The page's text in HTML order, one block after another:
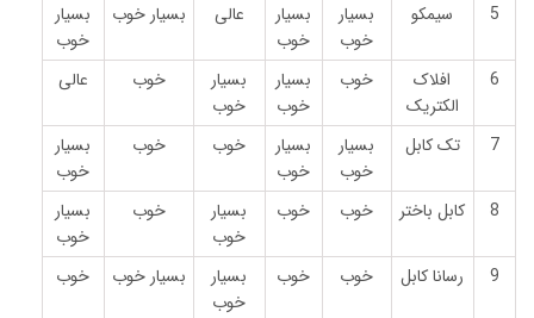
5
سیمکو
بسیار
خوب
بسیار
خوب
عالی بسیار خوب
بسیار
خوب
6
افلاک
الکتریک
خوب
بسیار
خوب
بسیار
خوب
خوب عالی
7 تک کابل
بسیار
خوب
بسیار
خوب
خوب خوب
بسیار
خوب
8
کابل باختر خوب خوب
بسیار
خوب
خوب
بسیار
خوب
9
رسانا کابل خوب خوب
بسیار
خوب
بسیار خوب خوب